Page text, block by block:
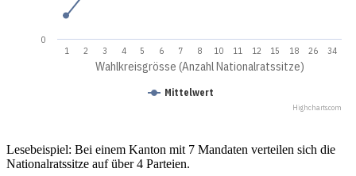
Wahlkreisgrösse (Anzahl Nationalratssitze)
Mittelwert
1 2 3 4 5 6 7 8 10 11 12 15 18 26 34
0
Highcharts.com
Lesebeispiel: Bei einem Kanton mit 7 Mandaten verteilen sich die
Nationalratssitze auf über 4 Parteien.